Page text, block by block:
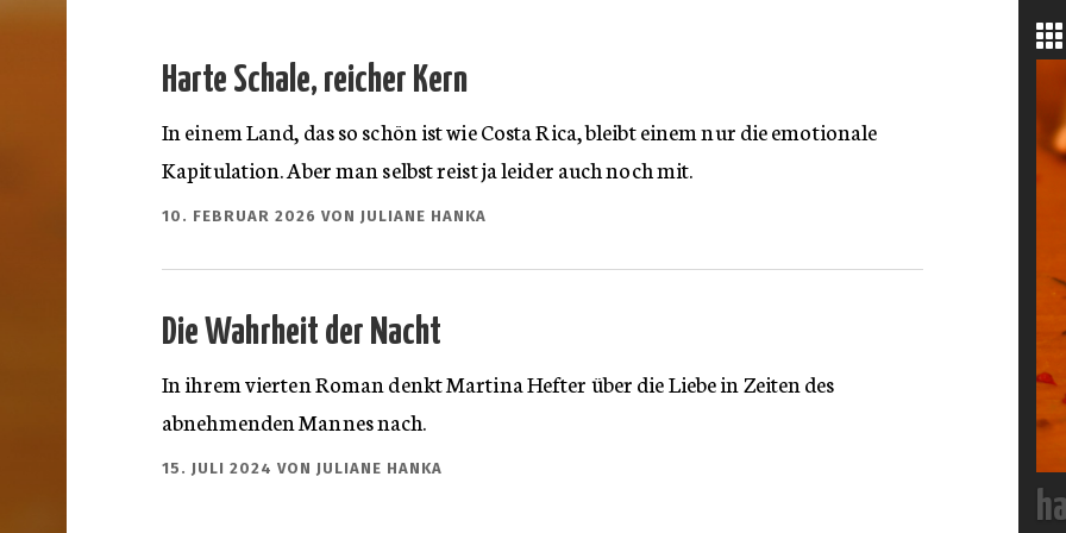
Harte Schale, reicher Kern
In einem Land, das so schön ist wie Costa Rica, bleibt einem nur die emotionale
Kapitulation. Aber man selbst reist ja leider auch noch mit.
10. FEBRUAR 2026 VON JULIANE HANKA
Die Wahrheit der Nacht
In ihrem vierten Roman denkt Martina Hefter über die Liebe in Zeiten des
abnehmenden Mannes nach.
15. JULI 2024 VON JULIANE HANKA